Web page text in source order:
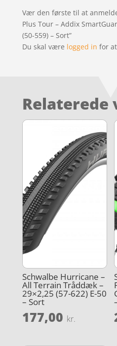
Vær den første til at
Plus Tour – Addix
(50-559) – Sort”
Du skal være logged in for
Relaterede
Schwalbe Hurricane –
All Terrain Tråddæk –
29×2,25 (57-622) E-50
– Sort
177,00 kr.